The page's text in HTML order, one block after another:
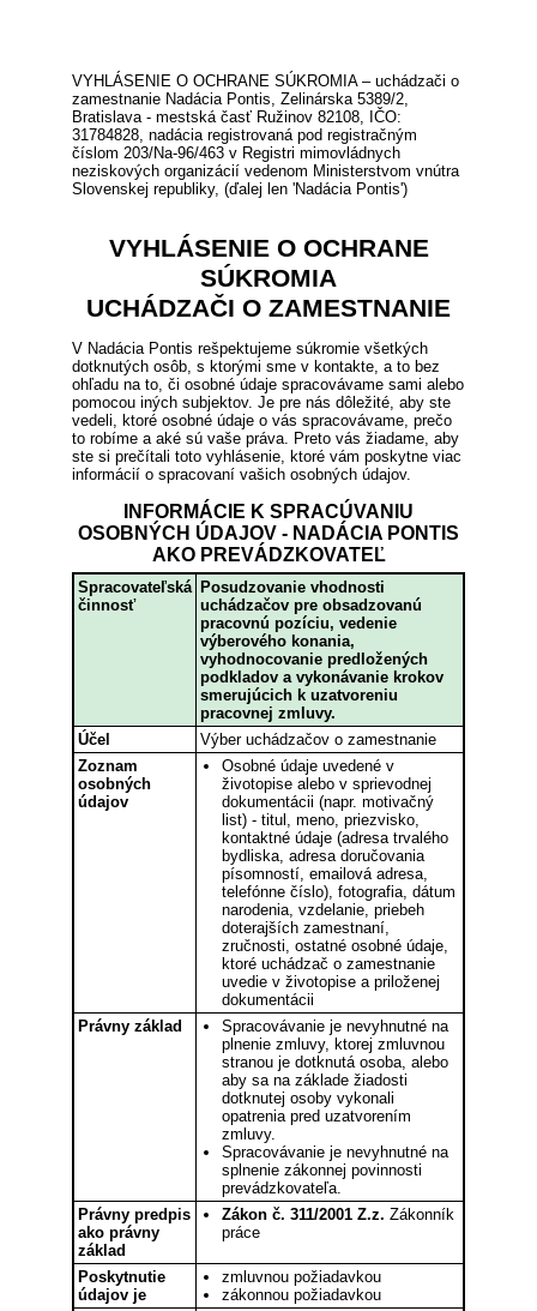
VYHLÁSENIE O OCHRANE SÚKROMIA – uchádzači o
zamestnanie Nadácia Pontis, Zelinárska 5389/2,
Bratislava - mestská časť Ružinov 82108, IČO:
31784828, nadácia registrovaná pod registračným
číslom 203/Na-96/463 v Registri mimovládnych
neziskových organizácií vedenom Ministerstvom vnútra
Slovenskej republiky, (ďalej len 'Nadácia Pontis')
VYHLÁSENIE O OCHRANE
SÚKROMIA
UCHÁDZAČI O ZAMESTNANIE
V Nadácia Pontis rešpektujeme súkromie všetkých
dotknutých osôb, s ktorými sme v kontakte, a to bez
ohľadu na to, či osobné údaje spracovávame sami alebo
pomocou iných subjektov. Je pre nás dôležité, aby ste
vedeli, ktoré osobné údaje o vás spracovávame, prečo
to robíme a aké sú vaše práva. Preto vás žiadame, aby
ste si prečítali toto vyhlásenie, ktoré vám poskytne viac
informácií o spracovaní vašich osobných údajov.
INFORMÁCIE K SPRACÚVANIU
OSOBNÝCH ÚDAJOV - NADÁCIA PONTIS
AKO PREVÁDZKOVATEĽ
Spracovateľská
činnosť
Posudzovanie vhodnosti
uchádzačov pre obsadzovanú
pracovnú pozíciu, vedenie
výberového konania,
vyhodnocovanie predložených
podkladov a vykonávanie krokov
smerujúcich k uzatvoreniu
pracovnej zmluvy.
Účel
Výber uchádzačov o zamestnanie
Zoznam
osobných
údajov
Osobné údaje uvedené v
životopise alebo v sprievodnej
dokumentácii (napr. motivačný
list) - titul, meno, priezvisko,
kontaktné údaje (adresa trvalého
bydliska, adresa doručovania
písomností, emailová adresa,
telefónne číslo), fotografia, dátum
narodenia, vzdelanie, priebeh
doterajších zamestnaní,
zručnosti, ostatné osobné údaje,
ktoré uchádzač o zamestnanie
uvedie v životopise a priloženej
dokumentácii
Právny základ
Spracovávanie je nevyhnutné na
plnenie zmluvy, ktorej zmluvnou
stranou je dotknutá osoba, alebo
aby sa na základe žiadosti
dotknutej osoby vykonali
opatrenia pred uzatvorením
zmluvy.
Spracovávanie je nevyhnutné na
splnenie zákonnej povinnosti
prevádzkovateľa.
Právny predpis
ako právny
základ
Zákon č. 311/2001 Z.z. Zákonník
práce
Poskytnutie
údajov je
zmluvnou požiadavkou
zákonnou požiadavkou